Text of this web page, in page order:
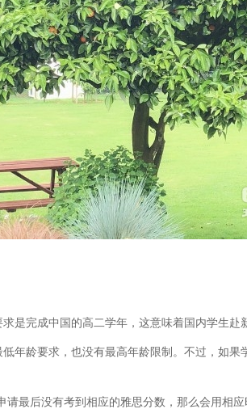
完成中国的高二学年，这意味着国内学生赴
龄要求，也没有最高年龄限制。不过，如果
后没有考到相应的雅思分数，那么会用相应